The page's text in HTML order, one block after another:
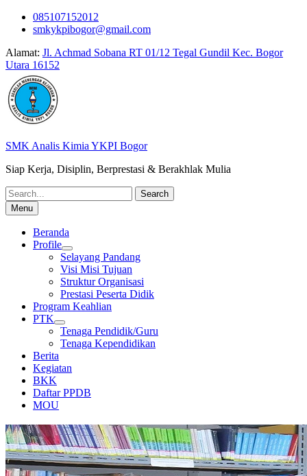
Skip
085107152012
smkykpibogor@gmail.com
Alamat: Jl. Achmad Sobana RT 01/12 Tegal Gundil Kec. Bogor
Utara 16152
SMK Analis Kimia YKPI Bogor
Siap Kerja, Disiplin, Berprestasi & Berakhlak Mulia
Search
for:Menu
Beranda
Profile
Selayang Pandang
Visi Misi Tujuan
Struktur Organisasi
Prestasi Peserta Didik
Program Keahlian
PTK
Tenaga Pendidik/Guru
Tenaga Kependidikan
Berita
Kegiatan
BKK
Daftar PPDB
MOU
PERPUSTAKAAN